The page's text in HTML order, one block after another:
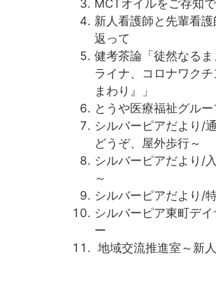
MCTオイルをご存知
新人看護師と先輩看護
返って
健考茶論「徒然なる
ライナ、コロナワク
まわり』」
とうや医療福祉グル
シルバーピアだより/
どうぞ、屋外歩行～
シルバーピアだより/
～
シルバーピアだより/
シルバーピア東町デ
ー
地域交流推進室～新